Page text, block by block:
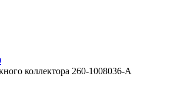
коллектора 260-1008036-А